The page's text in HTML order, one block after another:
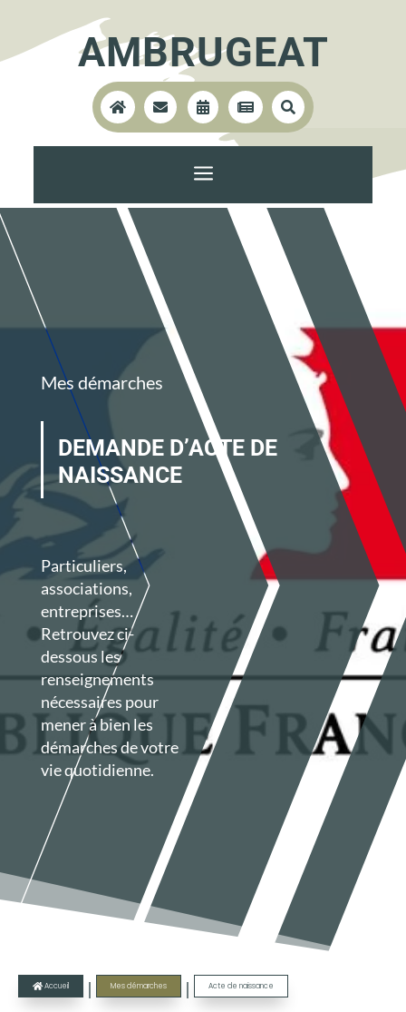
AMBRUGEAT
    
a
Mes démarches
DEMANDE D’ACTE DE
NAISSANCE
Particuliers,
associations,
entreprises…
Retrouvez ci-
dessous les
renseignements
nécessaires pour
mener à bien les
démarches de votre
vie quotidienne.
 Accueil | Mes démarches | Acte de naissance